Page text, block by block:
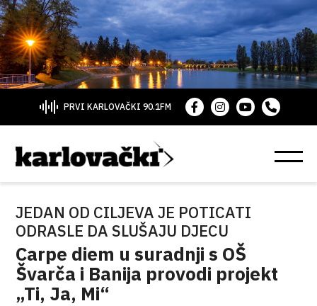
PRVI KARLOVAČKI 90.1FM
JEDAN OD CILJEVA JE POTICATI
ODRASLE DA SLUŠAJU DJECU
Carpe diem u suradnji s OŠ
Švarča i Banija provodi projekt
„Ti, Ja, Mi“